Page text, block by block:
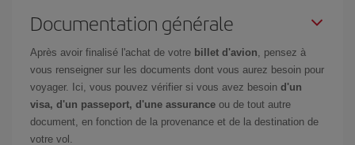
Documentation générale
Après avoir finalisé l'achat de votre billet d'avion, pensez à
vous renseigner sur les documents dont vous aurez besoin pour
voyager. Ici, vous pouvez vérifier si vous avez besoin d'un
visa, d'un passeport, d'une assurance ou de tout autre
document, en fonction de la provenance et de la destination de
votre vol.